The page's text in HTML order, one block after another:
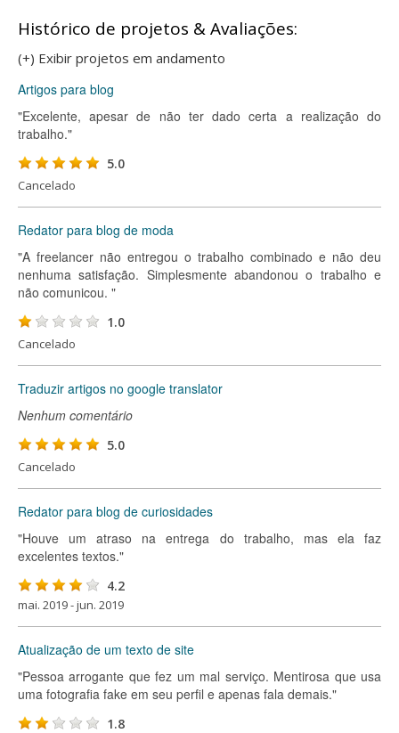
Histórico de projetos & Avaliações:
(+) Exibir projetos em andamento
Artigos para blog
"Excelente, apesar de não ter dado certa a realização do
trabalho."
5.0
Cancelado
Redator para blog de moda
"A freelancer não entregou o trabalho combinado e não deu
nenhuma satisfação. Simplesmente abandonou o trabalho e
não comunicou. "
1.0
Cancelado
Traduzir artigos no google translator
Nenhum comentário
5.0
Cancelado
Redator para blog de curiosidades
"Houve um atraso na entrega do trabalho, mas ela faz
excelentes textos."
4.2
mai. 2019 - jun. 2019
Atualização de um texto de site
"Pessoa arrogante que fez um mal serviço. Mentirosa que usa
uma fotografia fake em seu perfil e apenas fala demais."
1.8